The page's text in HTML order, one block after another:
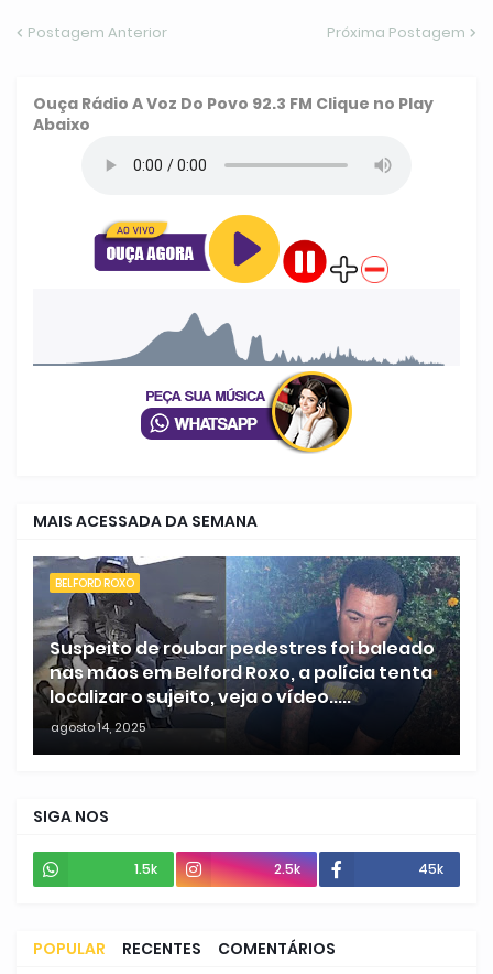
Postagem Anterior Próxima Postagem
Ouça Rádio A Voz Do Povo 92.3 FM Clique no Play
Abaixo
MAIS ACESSADA DA SEMANA
BELFORD ROXO
Suspeito de roubar pedestres foi baleado
nas mãos em Belford Roxo, a polícia tenta
localizar o sujeito, veja o vídeo.....
agosto 14, 2025
SIGA NOS
1.5k 2.5k 45k
POPULAR RECENTES COMENTÁRIOS